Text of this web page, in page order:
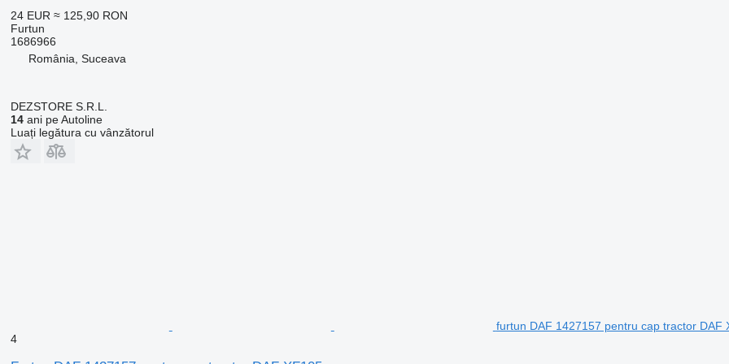
24 EUR ≈ 125,90 RON
Furtun
1686966
România, Suceava
DEZSTORE S.R.L.
14ani pe Autoline
Luați legătura cu vânzătorul
furtun DAF 1427157 pentru cap tractor DAF
4